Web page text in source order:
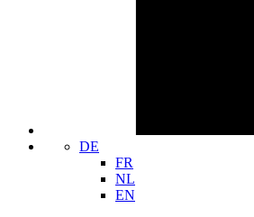
DE
FR
NL
EN